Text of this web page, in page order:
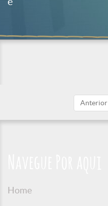
Anterior
Home